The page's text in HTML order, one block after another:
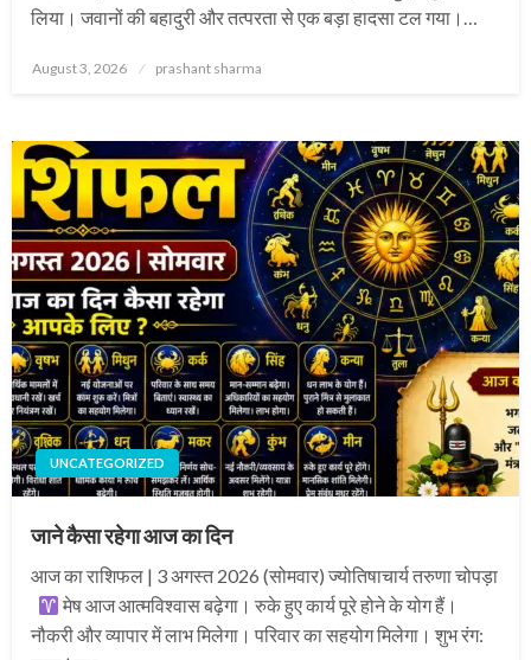
लिया। जवानों की बहादुरी और तत्परता से एक बड़ा हादसा टल गया।…
Posted
August 3, 2026 prashant sharma
UNCATEGORIZED
जाने कैसा रहेगा आज का दिन
आज का राशिफल | 3 अगस्त 2026 (सोमवार) ज्योतिषाचार्य तरुणा चोपड़ा
मेष आज आत्मविश्वास बढ़ेगा। रुके हुए कार्य पूरे होने के योग हैं।
नौकरी और व्यापार में लाभ मिलेगा। परिवार का सहयोग मिलेगा। शुभ रंग: